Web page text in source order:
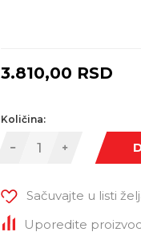
3.810,00 RSD
Količina:
Sačuvajte u listi
Uporedite